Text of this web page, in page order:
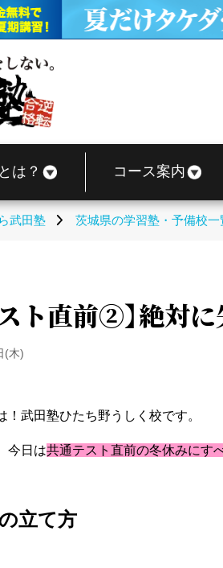
は？ コース案内
武田塾 茨城県の学習塾・予備校一
ト直前②】絶対
(木)
！武田塾ひたち野うしく校です。
今日は共通テスト直前の冬休みにす
立て方